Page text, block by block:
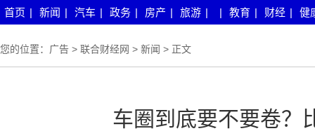
首页 | 新闻 | 汽车 | 政务 | 房产 | 旅游 | | 教育 | 财经 | 健
您的位置： 广告 > 联合财经网 > 新闻 > 正文
车圈到底要不要卷？